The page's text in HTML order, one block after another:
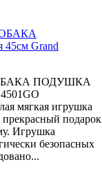
ПОДУШКА
мягкая игрушка
подарок
Игрушка
безопасных